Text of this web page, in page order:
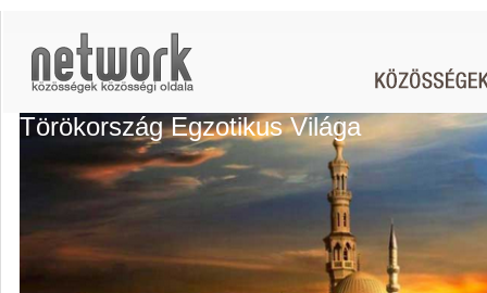
Törökország Egzotikus Világa